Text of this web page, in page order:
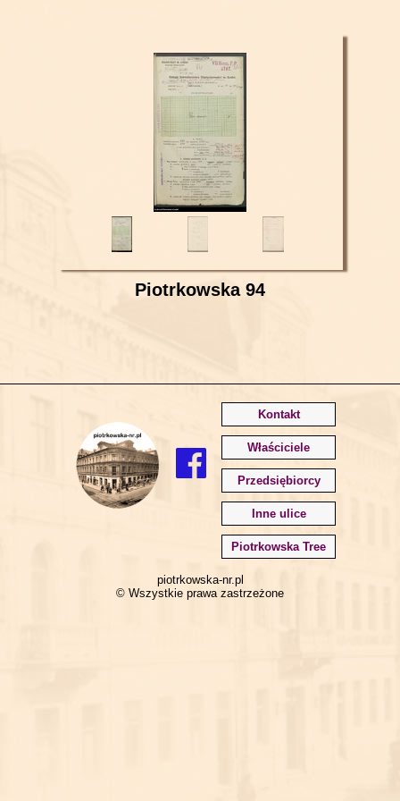
Piotrkowska 94
Kontakt
Właściciele
Przedsiębiorcy
Inne ulice
Piotrkowska Tree
piotrkowska-nr.pl
© Wszystkie prawa zastrzeżone